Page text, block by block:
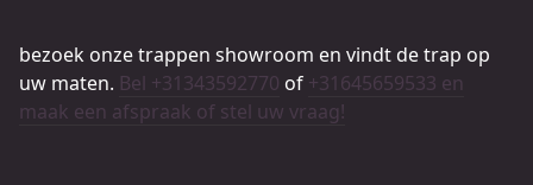
bezoek onze trappen showroom en vindt de trap op
uw maten. Bel +31343592770 of +31645659533 en
maak een afspraak of stel uw vraag!